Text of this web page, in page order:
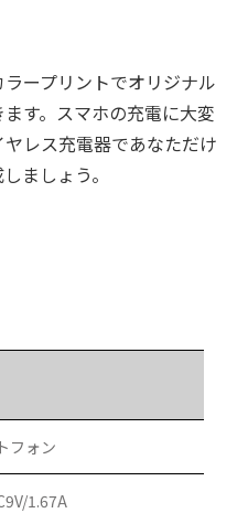
ープリントでオリジナル
す。スマホの充電に大変
レス充電器であなただけ
ましょう。
フォン
1.67A